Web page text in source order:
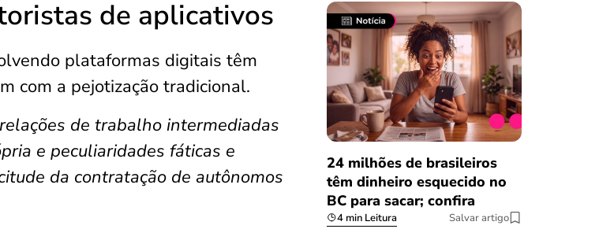
de aplicativos
plataformas digitais têm
com a pejotização tradicional.
de trabalho intermediadas
e peculiaridades fáticas e
da contratação de autônomos
24 milhões de brasileiros
têm dinheiro esquecido no
BC para sacar; confira
4 min Leitura Salvar artigo